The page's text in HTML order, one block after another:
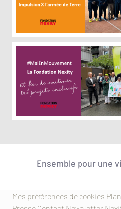
Ensemble pour une
Mes préférences de cookies